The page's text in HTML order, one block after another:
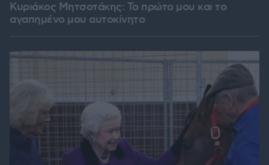
Κυριάκος Μητσοτάκης: Το πρώτο μου και το
αγαπημένο μου αυτοκίνητο